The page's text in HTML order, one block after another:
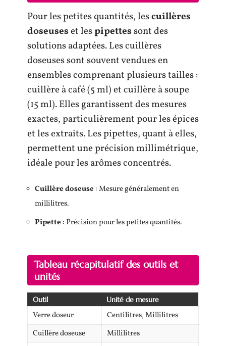
Pour les petites quantités, lescuillères
doseuseset lespipettessont des
solutions adaptées. Les cuillères
doseuses sont souvent vendues en
ensembles comprenant plusieurs tailles :
cuillère à café (5 ml) et cuillère à soupe
(15 ml). Elles garantissent des mesures
exactes, particulièrement pour les épices
et les extraits. Les pipettes, quant à elles,
permettent une précision millimétrique,
idéale pour les arômes concentrés.
Cuillère doseuse : Mesure généralement en
millilitres.
Pipette : Précision pour les petites quantités.
Tableau récapitulatif des outils et
unités
Outil Unité de mesure
Verre doseur
Centilitres, Millilitres
Cuillère doseuse
Millilitres